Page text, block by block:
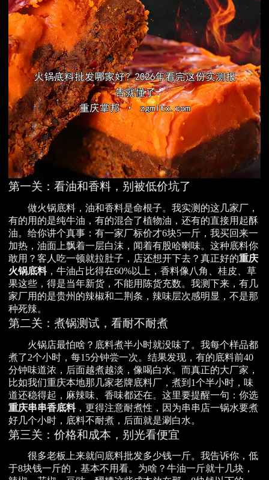
第一关：看油和香料，别被低价坑了
做火锅底料，油和香料是命根子。我实测的这几家厂，
有的用的是纯牛油，有的混合了植物油，还有的直接用起酥
油。给你讲个真事：有一家厂标价才6块5一斤，我买回来一
加热，油面上飘着一层白沫，闻着有股哈喇味。这种底料你
敢用？客人吃一顿就拉肚子，店还想开下去？真正好的重庆
火锅底料，牛油占比得在60%以上，香料像八角、桂皮、草
果这些，得是当年新货，不能用陈货充数。我测下来，有几
家厂用的是贵州的辣椒和二荆条，辣味层次感明显，不是那
种死辣。
第二关：煮锅测试，看耐不耐煮
火锅店最怕啥？底料煮半小时就没味了。我每个样品都
煮了2个小时，每15分钟尝一次。结果发现，有的底料前40
分钟味道浓，后面越煮越淡，像喝白水。而真正的大厂家，
比如我们重庆本地那几家老牌底料厂，煮到1个半小时，味
道还稳得起，麻辣味、香味都还在。这里要提醒一句：你选
重庆串串香底料，更得注意耐煮性，因为串串店一锅水要煮
好几个小时，底料不耐煮，后面就是涮白水。
第三关：价格和成本，别光看便宜
很多老板上来就问底料批发多少钱一斤。我告诉你，低
于8块钱一斤的，基本不用看。为啥？牛油一斤就十几块，